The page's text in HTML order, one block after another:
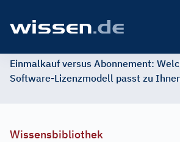
Einmalkauf versus Abonnement:
Software-Lizenzmodell passt zu
Wissensbibliothek